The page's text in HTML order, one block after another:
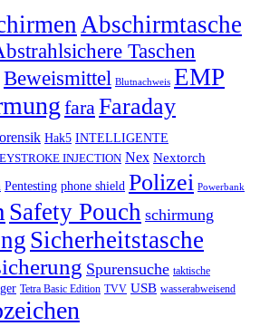
Abschirmtasche
Taschen
Beweismittel Blutnachweis EMP
faraFaraday
Hak5 INTELLIGENTE
INJECTION Nex Nextorch
Pentesting phone shield Polizei Powerbank
Safety Pouch schirmung
Sicherheitstasche
Spurensuche taktische
Tetra Basic Edition TVV USB wasserabweisend